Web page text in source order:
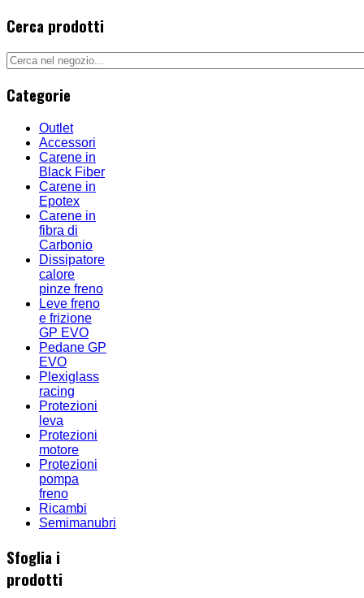
Cerca prodotti
Categorie
Outlet
Accessori
Carene in
Black Fiber
Carene in
Epotex
Carene in
fibra di
Carbonio
Dissipatore
calore
pinze freno
Leve freno
e frizione
GP EVO
Pedane GP
EVO
Plexiglass
racing
Protezioni
leva
Protezioni
motore
Protezioni
pompa
freno
Ricambi
Semimanubri
Sfoglia i
prodotti